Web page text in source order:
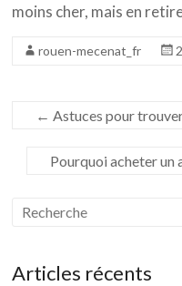
moins cher, mais en
rouen-mecenat_fr
← Astuces pour
Pourquoi acheter un
Articles récents